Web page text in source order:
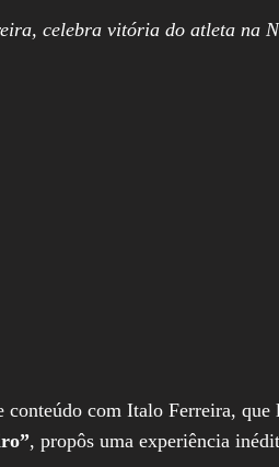
celebra vitória do atleta na
conteúdo com Italo Ferreira,
, propôs uma experiência